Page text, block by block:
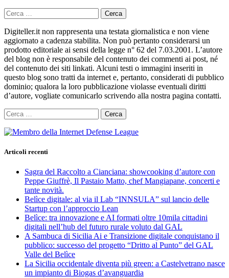
Ricerca
per:
Digiteller.it non rappresenta una testata giornalistica e non viene
aggiornato a cadenza stabilita. Non può pertanto considerarsi un
prodotto editoriale ai sensi della legge n° 62 del 7.03.2001. L’autore
del blog non è responsabile del contenuto dei commenti ai post, né
del contenuto dei siti linkati. Alcuni testi o immagini inseriti in
questo blog sono tratti da internet e, pertanto, considerati di pubblico
dominio; qualora la loro pubblicazione violasse eventuali diritti
d’autore, vogliate comunicarlo scrivendo alla nostra pagina contatti.
Ricerca
per:
Articoli recenti
Sagra del Raccolto a Cianciana: showcooking d’autore con
Peppe Giuffrè, Il Pastaio Matto, chef Mangiapane, concerti e
tante novità.
Belìce digitale: al via il Lab “INNSULA” sul lancio delle
Startup con l’approccio Lean
Belìce: tra innovazione e AI formati oltre 10mila cittadini
digitali nell’hub del futuro rurale voluto dal GAL
A Sambuca di Sicilia Ai e Transizione digitale conquistano il
pubblico: successo del progetto “Dritto al Punto” del GAL
Valle del Belìce
La Sicilia occidentale diventa più green: a Castelvetrano nasce
un impianto di Biogas d’avanguardia